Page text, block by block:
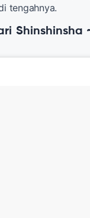
tengahnya.
Shinshinsha